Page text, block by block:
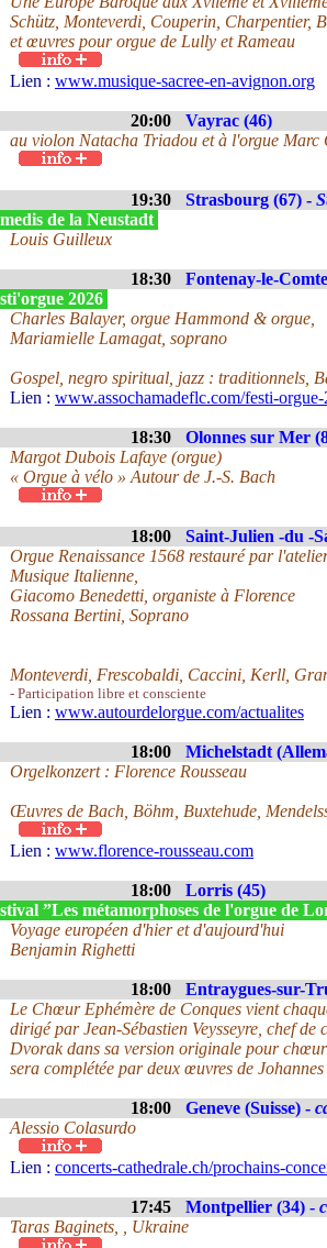
Schütz, Monteverdi, Couperin, Charpentier,
et œuvres pour orgue de Lully et Rameau
Lien : www.musique-sacree-en-avignon.org
20:00 Vayrac (46)
au violon Natacha Triadou et à l'orgue Marc
19:30 Strasbourg (67) -
de la Neustadt
Louis Guilleux
18:30 Fontenay-le-
2026
Charles Balayer, orgue Hammond & orgue,
Mariamielle Lamagat, soprano
Gospel, negro spiritual, jazz : traditionnels,
Lien : www.assochamadeflc.com/festi-
18:30 Olonnes sur Mer
Margot Dubois Lafaye (orgue)
« Orgue à vélo » Autour de J.-S. Bach
18:00 Saint-Julien -du -
Orgue Renaissance 1568 restauré par
Musique Italienne,
Giacomo Benedetti, organiste à Florence
Rossana Bertini, Soprano
Monteverdi, Frescobaldi, Caccini, Kerll,
- Participation libre et consciente
Lien : www.autourdelorgue.com/actualites
18:00 Michelstadt
Orgelkonzert : Florence Rousseau
Œuvres de Bach, Böhm, Buxtehude,
Lien : www.florence-rousseau.com
18:00 Lorris (45)
”Les métamorphoses de l'orgue de
Voyage européen d'hier et d'aujourd'hui
Benjamin Righetti
18:00 Entraygues-sur-
Le Chœur Ephémère de Conques vient
dirigé par Jean-Sébastien Veysseyre, chef
Dvorak dans sa version originale pour
sera complétée par deux œuvres de
18:00 Geneve (Suisse) -
Alessio Colasurdo
Lien : concerts-cathedrale.ch/prochains-
17:45 Montpellier (34) -
Taras Baginets, , Ukraine